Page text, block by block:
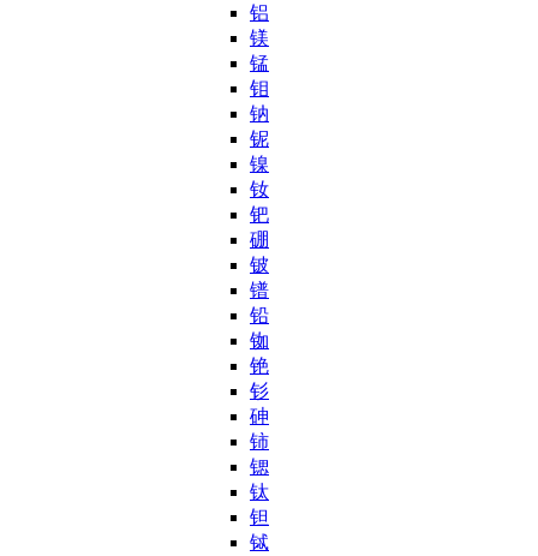
铝
镁
锰
钼
钠
铌
镍
钕
钯
硼
铍
镨
铅
铷
铯
钐
砷
铈
锶
钛
钽
铽